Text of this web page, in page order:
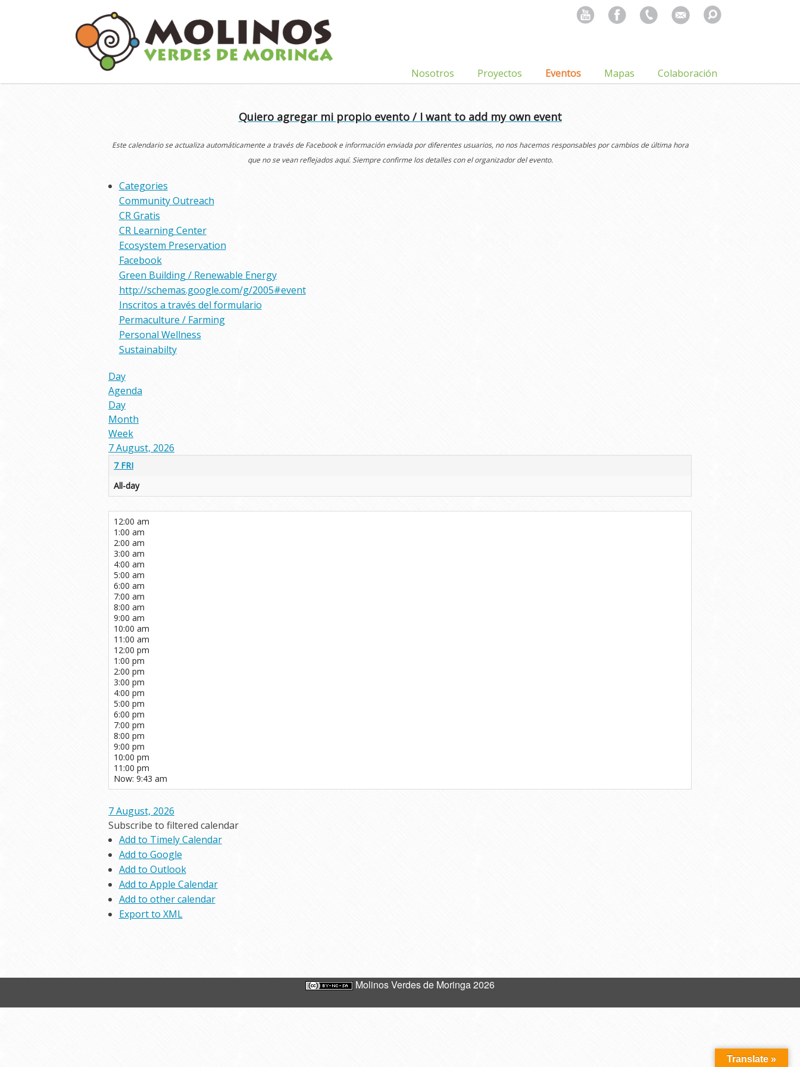
Search
for:
Nosotros Proyectos Eventos Mapas Colaboración
Quiero agregar mi propio evento / I want to add my own event
Este calendario se actualiza automáticamente a través de Facebook e información enviada por diferentes usuarios, no nos hacemos responsables por cambios de última hora
que no se vean reflejados aquí. Siempre confirme los detalles con el organizador del evento.
Categories
Community Outreach
CR Gratis
CR Learning Center
Ecosystem Preservation
Facebook
Green Building / Renewable Energy
http://schemas.google.com/g/2005#event
Inscritos a través del formulario
Permaculture / Farming
Personal Wellness
Sustainabilty
Day
Agenda
Day
Month
Week
7 August, 2026
7 FRI
All-day
12:00 am
1:00 am
2:00 am
3:00 am
4:00 am
5:00 am
6:00 am
7:00 am
8:00 am
9:00 am
10:00 am
11:00 am
12:00 pm
1:00 pm
2:00 pm
3:00 pm
4:00 pm
5:00 pm
6:00 pm
7:00 pm
8:00 pm
9:00 pm
10:00 pm
11:00 pm
Now: 9:43 am
7 August, 2026
Subscribe to filtered calendar
Add to Timely Calendar
Add to Google
Add to Outlook
Add to Apple Calendar
Add to other calendar
Export to XML
Molinos Verdes de Moringa 2026
Translate »